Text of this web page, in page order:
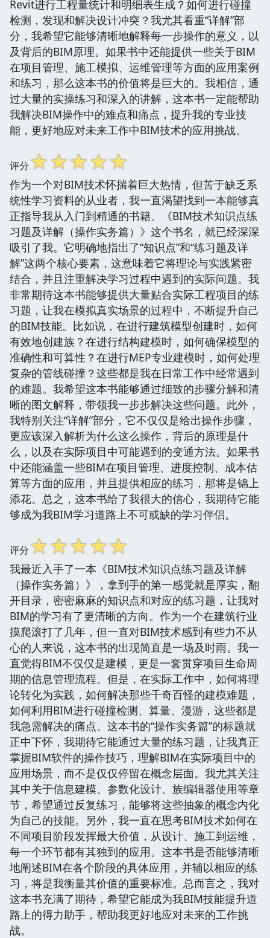
Revit进行工程量统计和明细表生成？如何进行碰撞
检测，发现和解决设计冲突？我尤其看重“详解”部
分，我希望它能够清晰地解释每一步操作的意义，以
及背后的BIM原理。如果书中还能提供一些关于BIM
在项目管理、施工模拟、运维管理等方面的应用案例
和练习，那么这本书的价值将是巨大的。我相信，通
过大量的实操练习和深入的讲解，这本书一定能帮助
我解决BIM操作中的难点和痛点，提升我的专业技
能，更好地应对未来工作中BIM技术的应用挑战。
评分☆☆☆☆☆
作为一个对BIM技术怀揣着巨大热情，但苦于缺乏系
统性学习资料的从业者，我一直渴望找到一本能够真
正指导我从入门到精通的书籍。《BIM技术知识点练
习题及详解（操作实务篇）》这个书名，就已经深深
吸引了我。它明确地指出了“知识点”和“练习题及详
解”这两个核心要素，这意味着它将理论与实践紧密
结合，并且注重解决学习过程中遇到的实际问题。我
非常期待这本书能够提供大量贴合实际工程项目的练
习题，让我在模拟真实场景的过程中，不断提升自己
的BIM技能。比如说，在进行建筑模型创建时，如何
有效地创建族？在进行结构建模时，如何确保模型的
准确性和可算性？在进行MEP专业建模时，如何处理
复杂的管线碰撞？这些都是我在日常工作中经常遇到
的难题。我希望这本书能够通过细致的步骤分解和清
晰的图文解释，带领我一步步解决这些问题。此外，
我特别关注“详解”部分，它不仅仅是给出操作步骤，
更应该深入解析为什么这么操作，背后的原理是什
么，以及在实际项目中可能遇到的变通方法。如果书
中还能涵盖一些BIM在项目管理、进度控制、成本估
算等方面的应用，并且提供相应的练习，那将是锦上
添花。总之，这本书给了我很大的信心，我期待它能
够成为我BIM学习道路上不可或缺的学习伴侣。
评分☆☆☆☆☆
我最近入手了一本《BIM技术知识点练习题及详解
（操作实务篇）》，拿到手的第一感觉就是厚实，翻
开目录，密密麻麻的知识点和对应的练习题，让我对
BIM的学习有了更清晰的方向。作为一个在建筑行业
摸爬滚打了几年，但一直对BIM技术感到有些力不从
心的人来说，这本书的出现简直是一场及时雨。我一
直觉得BIM不仅仅是建模，更是一套贯穿项目生命周
期的信息管理流程。但是，在实际工作中，如何将理
论转化为实践，如何解决那些千奇百怪的建模难题，
如何利用BIM进行碰撞检测、算量、漫游，这些都是
我急需解决的痛点。这本书的“操作实务篇”的标题就
正中下怀，我期待它能通过大量的练习题，让我真正
掌握BIM软件的操作技巧，理解BIM在实际项目中的
应用场景，而不是仅仅停留在概念层面。我尤其关注
其中关于信息建模、参数化设计、族编辑器使用等章
节，希望通过反复练习，能够将这些抽象的概念内化
为自己的技能。另外，我一直在思考BIM技术如何在
不同项目阶段发挥最大价值，从设计、施工到运维，
每一个环节都有其独到的应用。这本书是否能够清晰
地阐述BIM在各个阶段的具体应用，并辅以相应的练
习，将是我衡量其价值的重要标准。总而言之，我对
这本书充满了期待，希望它能成为我BIM技能提升道
路上的得力助手，帮助我更好地应对未来的工作挑
战。